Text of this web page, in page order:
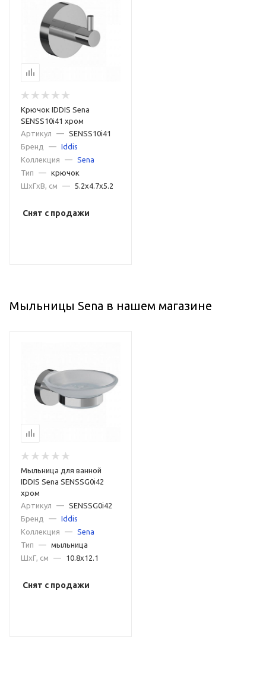
Крючок IDDIS Sena
SENSS10i41 хром
Артикул
— SENSS10i41
Бренд
— Iddis
Коллекция
— Sena
Тип
— крючок
ШxГxВ, см
— 5.2x4.7x5.2
Снят с продажи
Мыльницы Sena в нашем магазине
Мыльница для ванной
IDDIS Sena SENSSG0i42
хром
Артикул
— SENSSG0i42
Бренд
— Iddis
Коллекция
— Sena
Тип
— мыльница
ШxГ, см
— 10.8x12.1
Снят с продажи